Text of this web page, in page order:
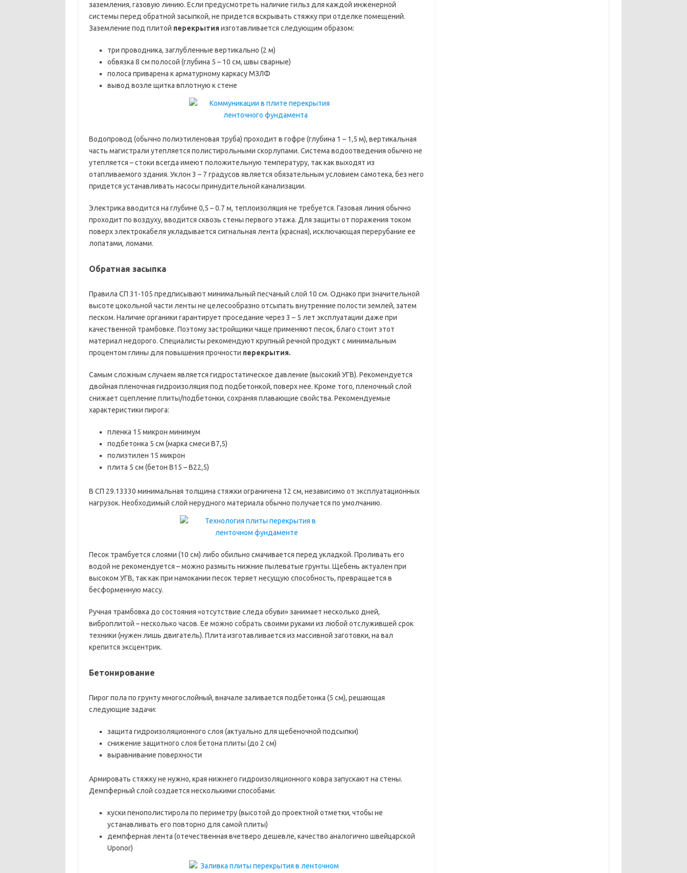
заземления, газовую линию. Если предусмотреть наличие гильз для каждой инженерной
системы перед обратной засыпкой, не придется вскрывать стяжку при отделке помещений.
Заземление под плитой перекрытияизготавливается следующим образом:
три проводника, заглубленные вертикально (2 м)
обвязка 8 см полосой (глубина 5 – 10 см, швы сварные)
полоса приварена к арматурному каркасу МЗЛФ
вывод возле щитка вплотную к стене
Водопровод (обычно полиэтиленовая труба) проходит в гофре (глубина 1 – 1,5 м), вертикальная
часть магистрали утепляется полистирольными скорлупами. Система водоотведения обычно не
утепляется – стоки всегда имеют положительную температуру, так как выходят из
отапливаемого здания. Уклон 3 – 7 градусов является обязательным условием самотека, без него
придется устанавливать насосы принудительной канализации.
Электрика вводится на глубине 0,5 – 0.7 м, теплоизоляция не требуется. Газовая линия обычно
проходит по воздуху, вводится сквозь стены первого этажа. Для защиты от поражения током
поверх электрокабеля укладывается сигнальная лента (красная), исключающая перерубание ее
лопатами, ломами.
Обратная засыпка
Правила СП 31-105 предписывают минимальный песчаный слой 10 см. Однако при значительной
высоте цокольной части ленты не целесообразно отсыпать внутренние полости землей, затем
песком. Наличие органики гарантирует проседание через 3 – 5 лет эксплуатации даже при
качественной трамбовке. Поэтому застройщики чаще применяют песок, благо стоит этот
материал недорого. Специалисты рекомендуют крупный речной продукт с минимальным
процентом глины для повышения прочности перекрытия.
Самым сложным случаем является гидростатическое давление (высокий УГВ). Рекомендуется
двойная пленочная гидроизоляция под подбетонкой, поверх нее. Кроме того, пленочный слой
снижает сцепление плиты/подбетонки, сохраняя плавающие свойства. Рекомендуемые
характеристики пирога:
пленка 15 микрон минимум
подбетонка 5 см (марка смеси В7,5)
полиэтилен 15 микрон
плита 5 см (бетон В15 – В22,5)
В СП 29.13330 минимальная толщина стяжки ограничена 12 см, независимо от эксплуатационных
нагрузок. Необходимый слой нерудного материала обычно получается по умолчанию.
Песок трамбуется слоями (10 см) либо обильно смачивается перед укладкой. Проливать его
водой не рекомендуется – можно размыть нижние пылеватые грунты. Щебень актуален при
высоком УГВ, так как при намокании песок теряет несущую способность, превращается в
бесформенную массу.
Ручная трамбовка до состояния «отсутствие следа обуви» занимает несколько дней,
виброплитой – несколько часов. Ее можно собрать своими руками из любой отслужившей срок
техники (нужен лишь двигатель). Плита изготавливается из массивной заготовки, на вал
крепится эксцентрик.
Бетонирование
Пирог пола по грунту многослойный, вначале заливается подбетонка (5 см), решающая
следующие задачи:
защита гидроизоляционного слоя (актуально для щебеночной подсыпки)
снижение защитного слоя бетона плиты (до 2 см)
выравнивание поверхности
Армировать стяжку не нужно, края нижнего гидроизоляционного ковра запускают на стены.
Демпферный слой создается несколькими способами:
куски пенополистирола по периметру (высотой до проектной отметки, чтобы не
устанавливать его повторно для самой плиты)
демпферная лента (отечественная вчетверо дешевле, качество аналогично швейцарской
Uponor)